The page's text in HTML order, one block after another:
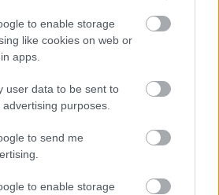
to enable storage
like cookies on web or
apps.
user data to be sent to
purposes.
to send me
to enable storage
valamit tíz éve